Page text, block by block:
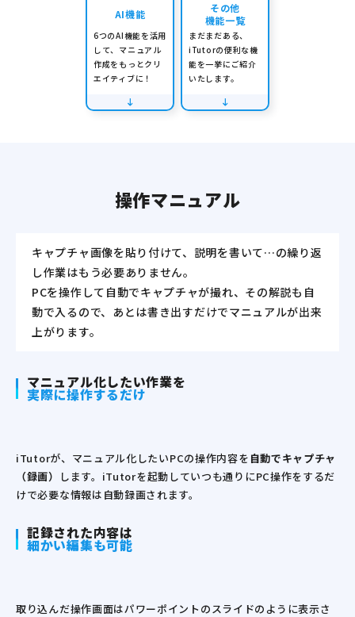
AI機能
6つのAI機能を活用
して、マニュアル
作成をもっとクリ
エイティブに！
その他
機能一覧
まだまだある、
iTutorの便利な機
能を一挙にご紹介
いたします。
操作マニュアル
キャプチャ画像を貼り付けて、説明を書いて…の繰り返
し作業はもう必要ありません。
PCを操作して自動でキャプチャが撮れ、その解説も自
動で入るので、 あとは書き出すだけでマニュアルが出来
上がります。
マニュアル化したい作業を
実際に操作するだけ
iTutorが、マニュアル化したいPCの操作内容を 自動でキャプチャ
（録画）
します。iTutorを起動していつも通りにPC操作をするだ
けで必要な情報は自動録画されます。
記録された内容は
細かい編集も可能
取り込んだ操作画面はパワーポイントのスライドのように表示さ